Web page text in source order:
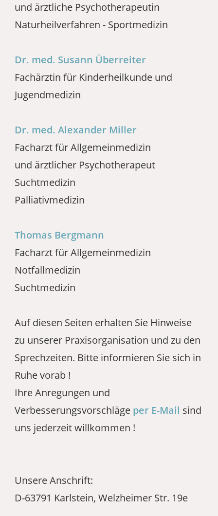
und ärztliche Psychotherapeutin
Naturheilverfahren - Sportmedizin
Dr. med. Susann Überreiter
Fachärztin für Kinderheilkunde und
Jugendmedizin
Dr. med. Alexander Miller
Facharzt für Allgemeinmedizin
und ärztlicher Psychotherapeut
Suchtmedizin
Palliativmedizin
Thomas Bergmann
Facharzt für Allgemeinmedizin
Notfallmedizin
Suchtmedizin
Auf diesen Seiten erhalten Sie Hinweise
zu unserer Praxisorganisation und zu den
Sprechzeiten. Bitte informieren Sie sich in
Ruhe vorab !
Ihre Anregungen und
Verbesserungsvorschläge per E-Mail sind
uns jederzeit willkommen !
Unsere Anschrift:
D-63791 Karlstein, Welzheimer Str. 19e